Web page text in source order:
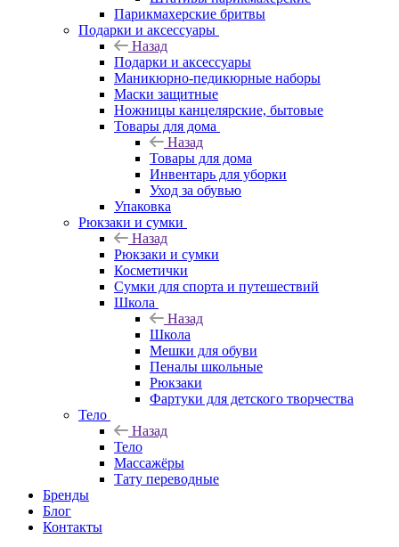
Парикмахерские бритвы
Подарки и аксессуары
Назад
Подарки и аксессуары
Маникюрно-педикюрные наборы
Маски защитные
Ножницы канцелярские, бытовые
Товары для дома
Назад
Товары для дома
Инвентарь для уборки
Уход за обувью
Упаковка
Рюкзаки и сумки
Назад
Рюкзаки и сумки
Косметички
Сумки для спорта и путешествий
Школа
Назад
Школа
Мешки для обуви
Пеналы школьные
Рюкзаки
Фартуки для детского творчества
Тело
Назад
Тело
Массажёры
Тату переводные
Бренды
Блог
Контакты